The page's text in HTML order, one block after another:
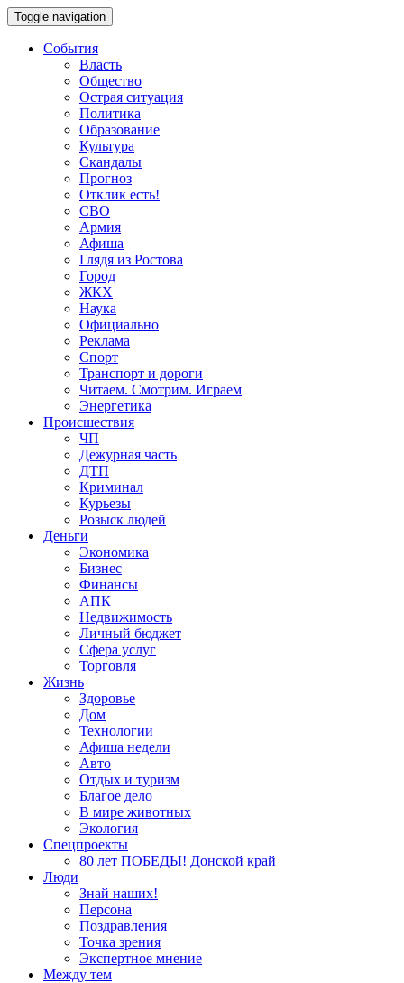
Toggle navigation
События
Власть
Общество
Острая ситуация
Политика
Образование
Культура
Скандалы
Прогноз
Отклик есть!
СВО
Армия
Афиша
Глядя из Ростова
Город
ЖКХ
Наука
Официально
Реклама
Спорт
Транспорт и дороги
Читаем. Смотрим. Играем
Энергетика
Происшествия
ЧП
Дежурная часть
ДТП
Криминал
Курьезы
Розыск людей
Деньги
Экономика
Бизнес
Финансы
АПК
Недвижимость
Личный бюджет
Сфера услуг
Торговля
Жизнь
Здоровье
Дом
Технологии
Афиша недели
Авто
Отдых и туризм
Благое дело
В мире животных
Экология
Спецпроекты
80 лет ПОБЕДЫ! Донской край
Люди
Знай наших!
Персона
Поздравления
Точка зрения
Экспертное мнение
Между тем